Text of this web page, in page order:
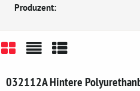
Produzent:
032112A Hintere